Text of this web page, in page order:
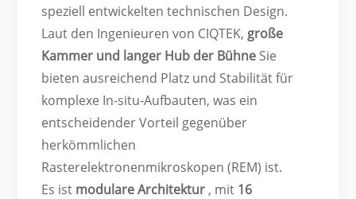
speziell entwickelten technischen Design.
Laut den Ingenieuren von CIQTEK, große
Kammer und langer Hub der Bühne Sie
bieten ausreichend Platz und Stabilität für
komplexe In-situ-Aufbauten, was ein
entscheidender Vorteil gegenüber
herkömmlichen
Rasterelektronenmikroskopen (REM) ist.
Es ist modulare Architektur , mit 16